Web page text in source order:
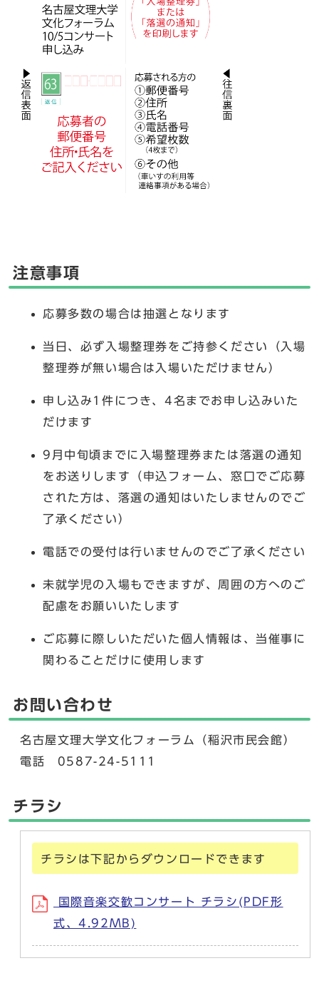
注意事項
応募多数の場合は抽選となります
当日、必ず入場整理券をご持参ください（入場
整理券が無い場合は入場いただけません）
申し込み1件につき、4名までお申し込みいた
だけます
9月中旬頃までに入場整理券または落選の通知
をお送りします（申込フォーム、窓口でご応募
された方は、落選の通知はいたしませんのでご
了承ください）
電話での受付は行いませんのでご了承ください
未就学児の入場もできますが、周囲の方へのご
配慮をお願いいたします
ご応募に際しいただいた個人情報は、当催事に
関わることだけに使用します
お問い合わせ
名古屋文理大学文化フォーラム（稲沢市民会館）
電話 0587-24-5111
チラシ
チラシは下記からダウンロードできます
国際音楽交歓コンサート チラシ(PDF形
式、4.92MB)